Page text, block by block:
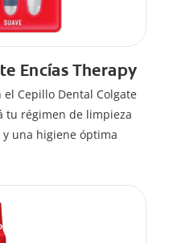
Encías Therapy
Cepillo Dental Colgate
tu régimen de limpieza
una higiene óptima